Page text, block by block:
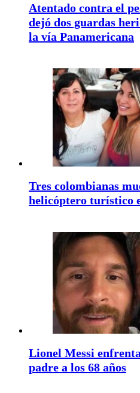
Atentado contra el
dejó dos guardas
la vía Panamericana
Tres colombianas
helicóptero turístico
Lionel Messi
padre a los 68 años